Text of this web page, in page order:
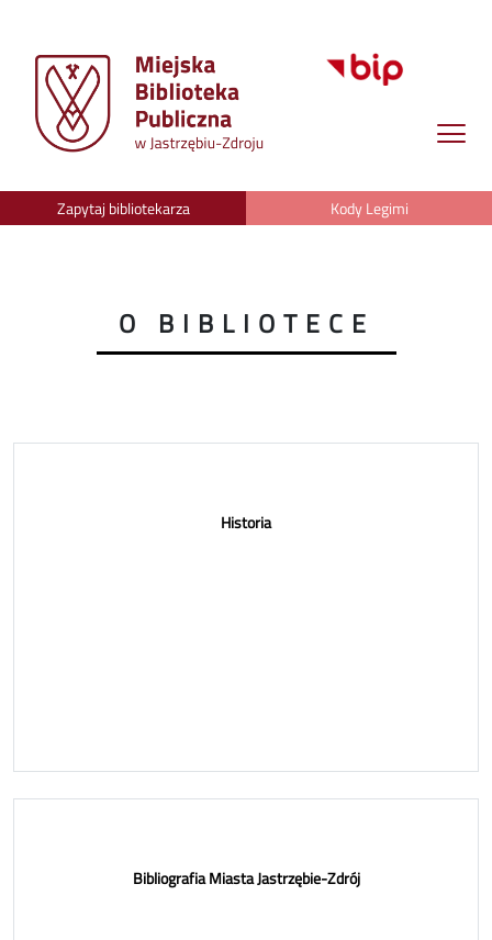
Zapytaj bibliotekarza Kody Legimi
O BIBLIOTECE
Historia
Bibliografia Miasta Jastrzębie-Zdrój